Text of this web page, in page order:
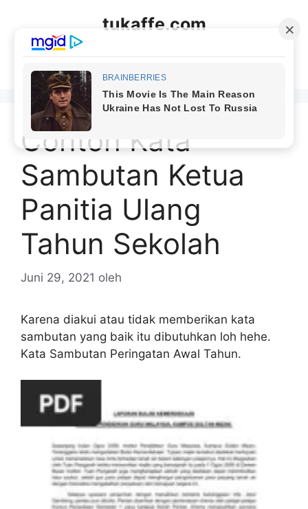
tukaffe.com
Contoh Kata
Sambutan Ketua
Panitia Ulang
Tahun Sekolah
Juni 29, 2021 oleh
Karena diakui atau tidak memberikan kata
sambutan yang baik itu dibutuhkan loh hehe.
Kata Sambutan Peringatan Awal Tahun.